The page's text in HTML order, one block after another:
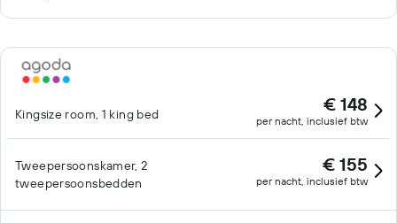
Kingsize room, 1 king bed € 148
per nacht, inclusief btw
Tweepersoonskamer, 2
tweepersoonsbedden
€ 155
per nacht, inclusief btw